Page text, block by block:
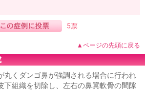
5票
▲ページの先頭に戻る
丸くダンゴ鼻が強調される場合に行われ
下組織を切除し、左右の鼻翼軟骨の間隙